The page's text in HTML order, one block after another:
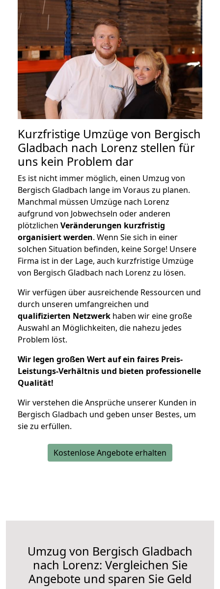
Kurzfristige Umzüge von Bergisch
Gladbach nach Lorenz stellen für
uns kein Problem dar
Es ist nicht immer möglich, einen Umzug von
Bergisch Gladbach lange im Voraus zu planen.
Manchmal müssen Umzüge nach Lorenz
aufgrund von Jobwechseln oder anderen
plötzlichen Veränderungen kurzfristig
organisiert werden. Wenn Sie sich in einer
solchen Situation befinden, keine Sorge! Unsere
Firma ist in der Lage, auch kurzfristige Umzüge
von Bergisch Gladbach nach Lorenz zu lösen.
Wir verfügen über ausreichende Ressourcen und
durch unseren umfangreichen und
qualifizierten Netzwerk haben wir eine große
Auswahl an Möglichkeiten, die nahezu jedes
Problem löst.
Wir legen großen Wert auf ein faires Preis-
Leistungs-Verhältnis und bieten professionelle
Qualität!
Wir verstehen die Ansprüche unserer Kunden in
Bergisch Gladbach und geben unser Bestes, um
sie zu erfüllen.
Kostenlose Angebote erhalten
Umzug von Bergisch Gladbach
nach Lorenz: Vergleichen Sie
Angebote und sparen Sie Geld